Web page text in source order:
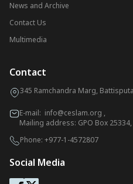
News and Archive
Contact Us
Multimedia
Contact
345 Ramchandra Marg,
E-mail: info@ceslam.org ,
Mailing address: GPO Box
Phone: +977-1-4572807
Social Media